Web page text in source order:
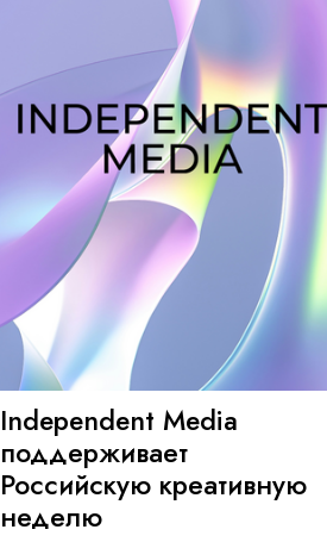
Independent Media
поддерживает
Российскую креативную
неделю